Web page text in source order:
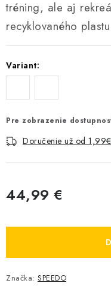
tréning, ale aj
recyklovaného
Variant:
Pre zobrazenie
Doručenie už od 1,99€
44,99 €
Značka: SPEEDO